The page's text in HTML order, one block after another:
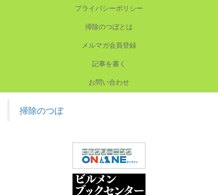
プライバシーポリシー
掃除のつぼとは
メルマガ会員登録
記事を書く
お問い合わせ
掃除のつぼ